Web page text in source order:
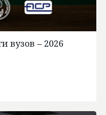
вузов – 2026